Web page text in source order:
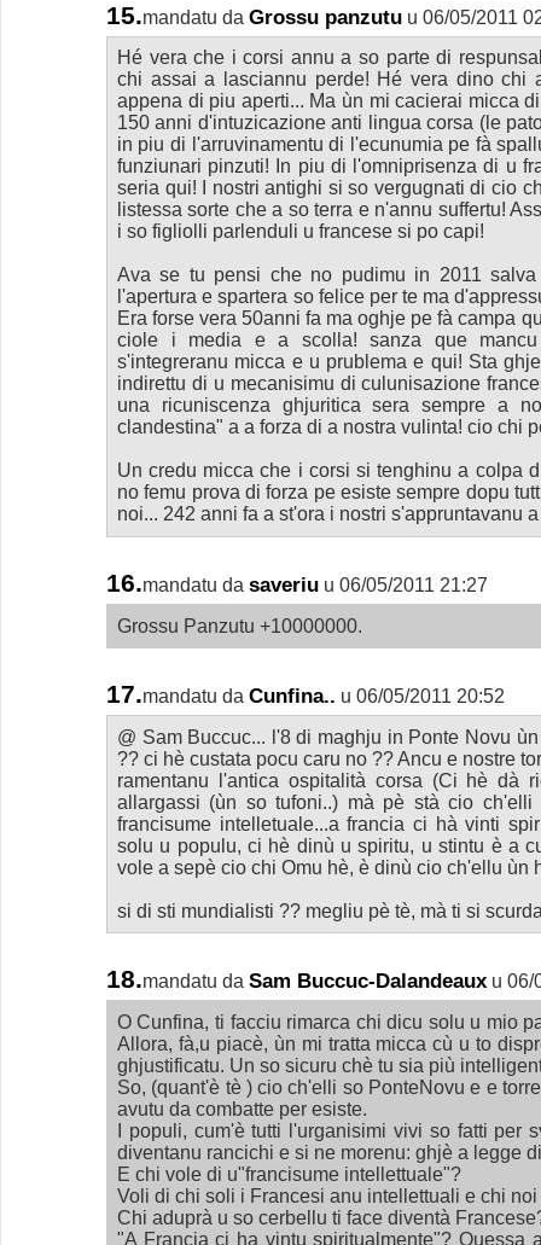
15.mandatu da Grossu panzutu u 06/05/2011
Hé vera che i corsi annu a so parte di
chi assai a lasciannu perde! Hé vera dino chi
appena di piu aperti... Ma ùn mi cacierai micca
150 anni d'intuzicazione anti lingua corsa (le
in piu di l'arruvinamentu di l'ecunumia pe fà
funziunari pinzuti! In piu di l'omniprisenza di u
seria qui! I nostri antighi si so vergugnati di cio
listessa sorte che a so terra e n'annu suffertu!
i so figliolli parlenduli u francese si po capi!
Ava se tu pensi che no pudimu in 2011
l'apertura e spartera so felice per te ma
Era forse vera 50anni fa ma oghje pe fà campa
ciole i media e a scolla! sanza que
s'integreranu micca e u prublema e qui! Sta
indirettu di u mecanisimu di culunisazione
una ricuniscenza ghjuritica sera sempre a
clandestina" a a forza di a nostra vulinta! cio chi
Un credu micca che i corsi si tenghinu a colpa
no femu prova di forza pe esiste sempre dopu
noi... 242 anni fa a st'ora i nostri s'appruntavanu
16.mandatu da saveriu u 06/05/2011 21:27
Grossu Panzutu +10000000.
17.mandatu da Cunfina.. u 06/05/2011 20:52
@ Sam Buccuc... l'8 di maghju in Ponte Novu
?? ci hè custata pocu caru no ?? Ancu e nostre
ramentanu l'antica ospitalità corsa (Ci hè dà
allargassi (ùn so tufoni..) mà pè stà cio ch'elli
francisume intelletuale...a francia ci hà vinti
solu u populu, ci hè dinù u spiritu, u stintu è a
vole a sepè cio chi Omu hè, è dinù cio ch'ellu ùn
si di sti mundialisti ?? megliu pè tè, mà ti si
18.mandatu da Sam Buccuc-Dalandeaux u 06/
O Cunfina, ti facciu rimarca chi dicu solu u mio
Allora, fà,u piacè, ùn mi tratta micca cù u to
ghjustificatu. Un so sicuru chè tu sia più
So, (quant'è tè ) cio ch'elli so PonteNovu e e
avutu da combatte per esiste.
I populi, cum'è tutti l'urganisimi vivi so fatti per
diventanu rancichi e si ne morenu: ghjè a legge
E chi vole di u"francisume intellettuale"?
Voli di chi soli i Francesi anu intellettuali e chi
Chi aduprà u so cerbellu ti face diventà
"A Francia ci ha vintu spiritualmente"? Quessa